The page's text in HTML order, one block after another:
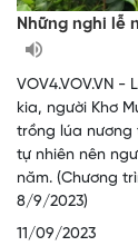
Những nghi lễ
VOV4.VOV.VN
kia, người Khơ
trồng lúa
tự nhiên nên
năm. (Chương
8/9/2023)
11/09/2023